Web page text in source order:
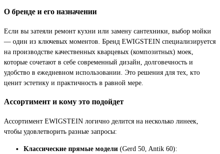
О бренде и его назначении
Если вы затеяли ремонт кухни или замену сантехники, выбор мойки
— один из ключевых моментов. Бренд EWIGSTEIN специализируется
на производстве качественных кварцевых (композитных) моек,
которые сочетают в себе современный дизайн, долговечность и
удобство в ежедневном использовании. Это решения для тех, кто
ценит эстетику и практичность в равной мере.
Ассортимент и кому это подойдет
Ассортимент EWIGSTEIN логично делится на несколько линеек,
чтобы удовлетворить разные запросы:
Классические прямые модели (Gerd 50, Antik 60):